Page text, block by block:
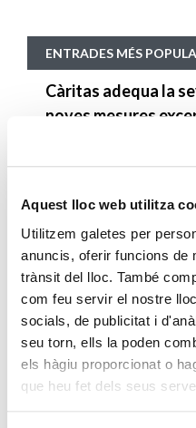
Aquest lloc web utilitza
Utilitzem galetes per
anuncis, oferir funcions de
trànsit del lloc. També
com feu servir el nostre
socials, de publicitat i
seu torn, ells la poden
els hàgiu proporcionat o
que heu fet dels seus
ENTRADES MÉS
Càritas adequa la
noves mesures
Descarrega’t el
d’Advent
SEGUEIX LLEGINT
Descarrega’t el
Betlem»
SEGUEIX LLEGINT